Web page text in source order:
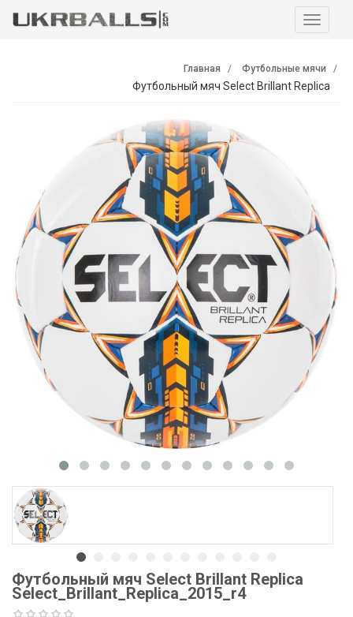
Главная Футбольные мячи
Футбольный мяч Select Brillant Replica
Футбольный мяч Select Brillant Replica
Select_Brillant_Replica_2015_r4